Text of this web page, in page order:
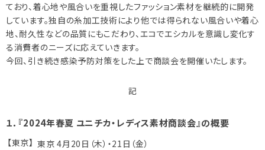
ており、着心地や風合いを重視したファッション素材を継続的に開発
しています。独自の糸加工技術により他では得られない風合いや着心
地、耐久性などの品質にもこだわり、エコでエシカルを意識し変化す
る消費者のニーズに応えていきます。
今回、引き続き感染予防対策をした上で商談会を開催いたします。
記
１．『2024年春夏 ユニチカ・レディス素材商談会』の概要
【東京】 東京 4月20日（木）・21日（金）